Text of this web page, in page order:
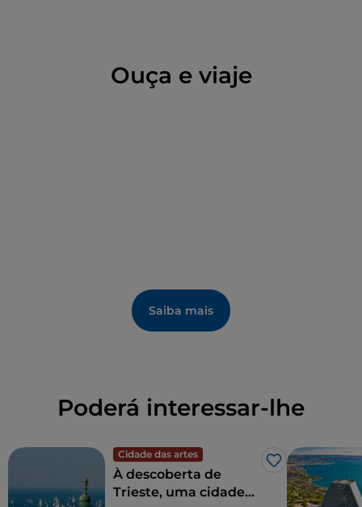
Ouça e viaje
Saiba mais
Poderá interessar-lhe
Cidade das artes
Gosto
À descoberta de
Trieste, uma cidade